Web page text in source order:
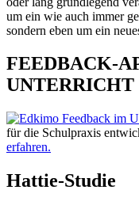
um ein wie auch immer
sondern eben um ein
FEEDBACK-
UNTERRICHT
für die Schulpraxis
erfahren.
Hattie-Studie